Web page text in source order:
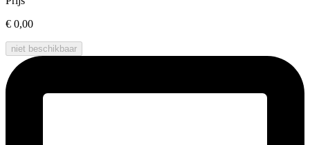
€ 0,00
niet beschikbaar